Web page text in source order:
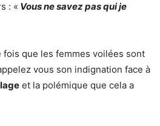
: « Vous ne savez pas qui je
fois que les femmes voilées sont
vous son indignation face à
et la polémique que cela a